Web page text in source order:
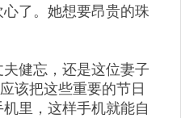
了。她想要昂贵的珠
健忘，还是这位妻子
该把这些重要的节日
里，这样手机就能自